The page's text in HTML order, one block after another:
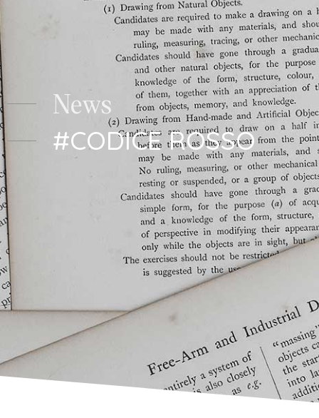
News
#CODICE ROSSO